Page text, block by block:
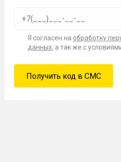
Я согласен на обработку
данных, а так же с